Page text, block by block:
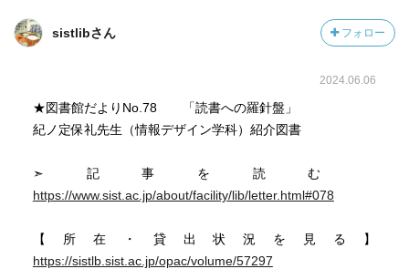
sistlibさん フォロー
2024.06.06
★図書館だよりNo.78 「読書への羅針盤」
紀ノ定保礼先生（情報デザイン学科）紹介図書
➣記事を読む
https://www.sist.ac.jp/about/facility/lib/letter.html#078
【所在・貸出状況を見る】
https://sistlb.sist.ac.jp/opac/volume/57297